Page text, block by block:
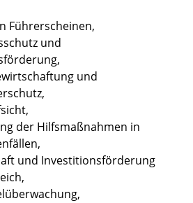
Führerscheinen,
und
und
der Hilfsmaßnahmen in
und Investitionsförderung